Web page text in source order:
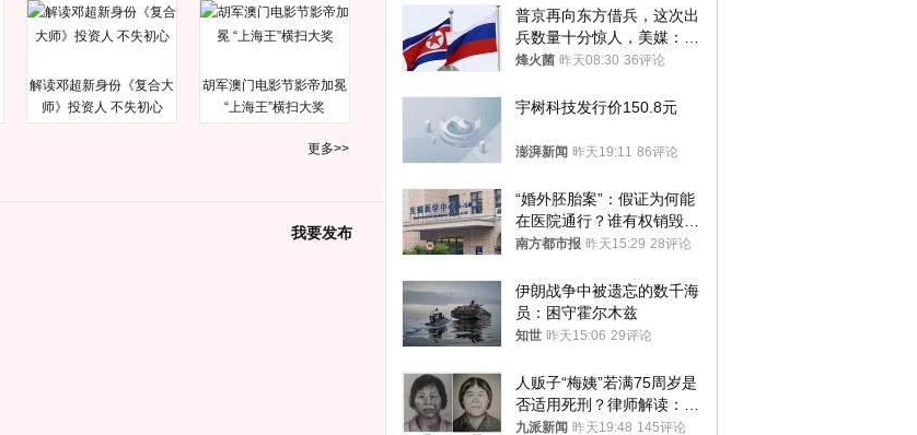
解读邓超新身份《复合大
师》投资人 不失初心
胡军澳门电影节影帝加冕
“上海王”横扫大奖
更多>>
我要发布
普京再向东方借兵，这次出
兵数量十分惊人，美媒：俄
朝要动真格？
烽火菌 昨天08:30 36评论
宇树科技发行价150.8元
澎湃新闻 昨天19:11 86评论
“婚外胚胎案”：假证为何能
在医院通行？谁有权销毁胚
胎？
南方都市报 昨天15:29 28评论
伊朗战争中被遗忘的数千海
员：困守霍尔木兹
知世 昨天15:06 29评论
人贩子“梅姨”若满75周岁是
否适用死刑？律师解读：很
大概率不会被判处死刑
九派新闻 昨天19:48 145评论